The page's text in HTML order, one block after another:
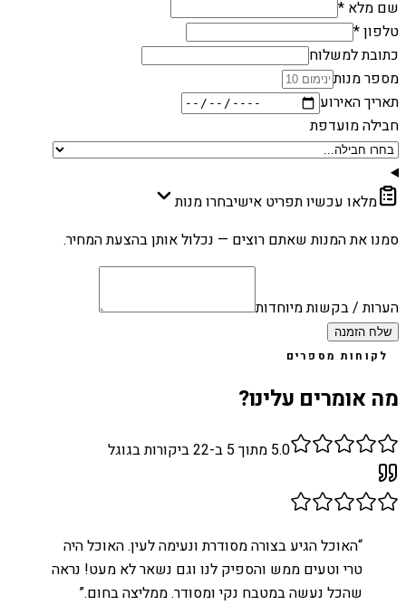
שם מלא *
טלפון *
כתובת למשלוח
מספר מנות
תאריך האירוע
חבילה מועדפת
מלאו עכשיו תפריט אישיבחרו מנות
סמנו את המנות שאתם רוצים — נכלול אותן בהצעת המחיר.
הערות / בקשות מיוחדות
שלח הזמנה
לקוחות מספרים
מה אומרים עלינו?
5.0 מתוך 5 ב- 22ביקורות בגוגל
“האוכל הגיע בצורה מסודרת ונעימה לעין. האוכל היה
טרי וטעים ממש והספיק לנו וגם נשאר לא מעט! נראה
שהכל נעשה במטבח נקי ומסודר. ממליצה בחום.”